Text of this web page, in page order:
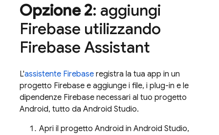
Opzione 2: aggiungi
Firebase utilizzando
Firebase Assistant
L'assistente Firebase registra la tua app in un
progetto Firebase e aggiunge i file, i plug-in e le
dipendenze Firebase necessari al tuo progetto
Android, tutto da Android Studio.
Apri il progetto Android in Android Studio,